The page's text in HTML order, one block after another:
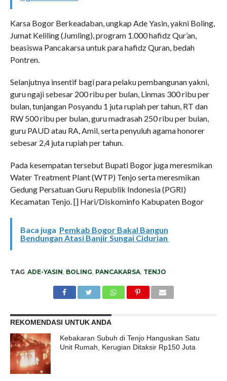
Karsa Bogor Berkeadaban, ungkap Ade Yasin, yakni Boling,
Jumat Keliling (Jumling), program 1.000 hafidz Qur’an,
beasiswa Pancakarsa untuk para hafidz Quran, bedah
Pontren.
Selanjutnya insentif bagi para pelaku pembangunan yakni,
guru ngaji sebesar 200 ribu per bulan, Linmas 300 ribu per
bulan, tunjangan Posyandu 1 juta rupiah per tahun, RT dan
RW 500 ribu per bulan, guru madrasah 250 ribu per bulan,
guru PAUD atau RA, Amil, serta penyuluh agama honorer
sebesar 2,4 juta rupiah per tahun.
Pada kesempatan tersebut Bupati Bogor juga meresmikan
Water Treatment Plant (WTP) Tenjo serta meresmikan
Gedung Persatuan Guru Republik Indonesia (PGRI)
Kecamatan Tenjo. [] Hari/Diskominfo Kabupaten Bogor
Baca juga Pemkab Bogor Bakal Bangun
Bendungan Atasi Banjir Sungai Cidurian
TAG ADE-YASIN BOLING PANCAKARSA, TENJO
REKOMENDASI UNTUK ANDA
Kebakaran Subuh di Tenjo Hanguskan Satu
Unit Rumah, Kerugian Ditaksir Rp150 Juta